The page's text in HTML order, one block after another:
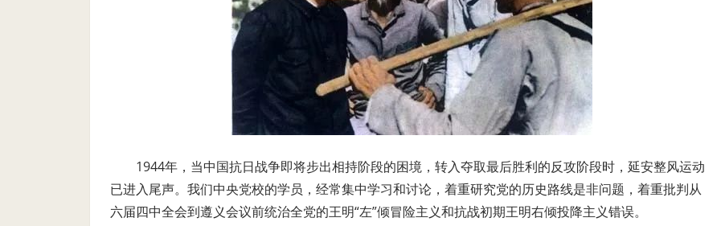
1944年，当中国抗日战争即将步出相持阶段的困境，转入夺取最后胜利的反攻阶段时，延安整风运动
已进入尾声。我们中央党校的学员，经常集中学习和讨论，着重研究党的历史路线是非问题，着重批判从
六届四中全会到遵义会议前统治全党的王明“左”倾冒险主义和抗战初期王明右倾投降主义错误。